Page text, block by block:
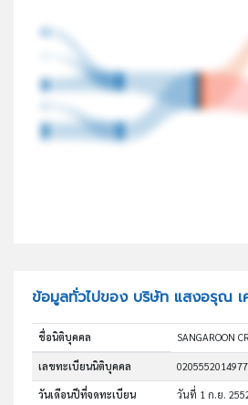
ข้อมูลทั่วไปของ บริษัท แสงอรุณ เ
ชื่อนิติบุคคล SANGAROON
เลขทะเบียนนิติบุคคล 0205552014977
วันเดือนปีที่จดทะเบียน วันที่ 1 ก.ย.